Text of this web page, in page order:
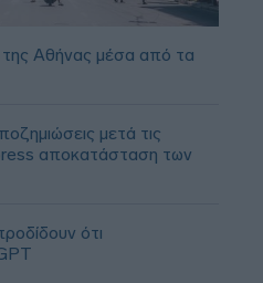
Αθήνας μέσα από τα
μετά τις
αποκατάσταση των
ότι